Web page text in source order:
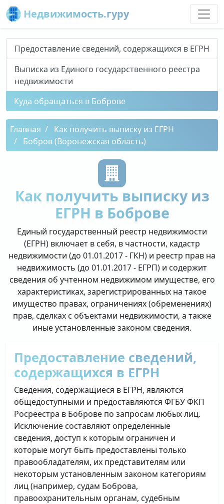
Недвижимость.гуру
Предоставление сведений, содержащихся в ЕГРН
Выписка из Единого государственного реестра
недвижимости
Куда обращаться в Боброве
Главная
Как получить выписку из ЕГРН
Бобров (Воронежская область)
Как получить выписку из
ЕГРН в Боброве
Единый государственный реестр недвижимости
(ЕГРН) включает в себя, в частности, кадастр
недвижимости (до 01.01.2017 - ГКН) и реестр прав на
недвижимость (до 01.01.2017 - ЕГРП) и содержит
сведения об учтенном недвижимом имуществе, его
характеристиках, зарегистрированных на такое
имущество правах, ограничениях (обременениях)
прав, сделках с объектами недвижимости, а также
иные установленные законом сведения.
Предоставление сведений,
содержащихся в ЕГРН
Сведения, содержащиеся в ЕГРН, являются
общедоступными и предоставляются ФГБУ ФКП
Росреестра в Боброве по запросам любых лиц.
Исключение составляют определенные
сведения, доступ к которым ограничен и
которые могут быть предоставлены только
правообладателям, их представителям или
некоторым установленным законом категориям
лиц (например, судам Боброва,
правоохранительным органам, судебным